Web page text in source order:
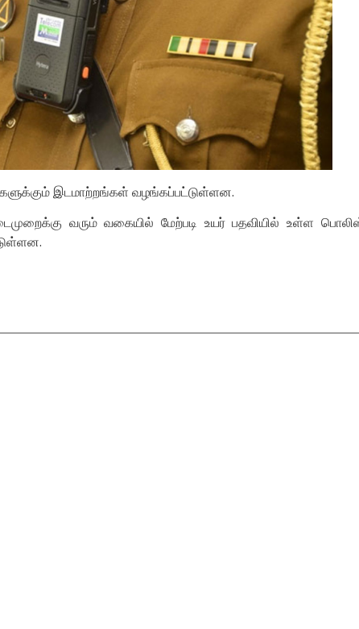
இடமாற்றங்கள் வழங்கப்பட்டுள்ளன.
வரும் வகையில் மேற்படி உயர் பதவியில் உள்ள